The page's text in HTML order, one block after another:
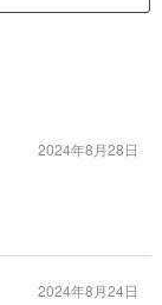
2024年8月28日
2024年8月24日